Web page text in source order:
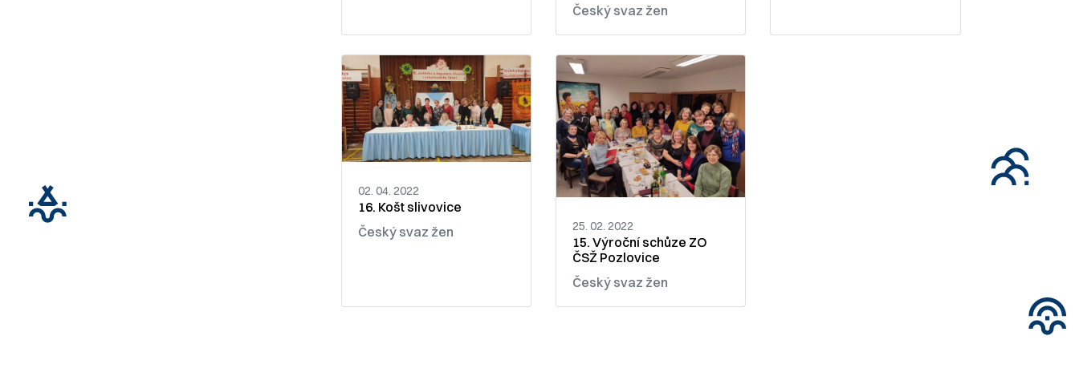
Český svaz žen
02. 04. 2022
16. Košt slivovice
Český svaz žen
25. 02. 2022
15. Výroční schůze ZO
ČSŽ Pozlovice
Český svaz žen